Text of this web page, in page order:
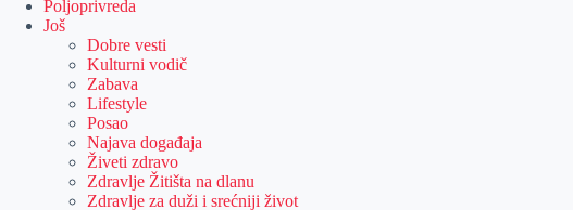
Poljoprivreda
Još
Dobre vesti
Kulturni vodič
Zabava
Lifestyle
Posao
Najava događaja
Živeti zdravo
Zdravlje Žitišta na dlanu
Zdravlje za duži i srećniji život